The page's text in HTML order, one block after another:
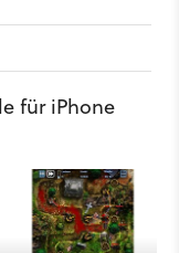
für iPhone